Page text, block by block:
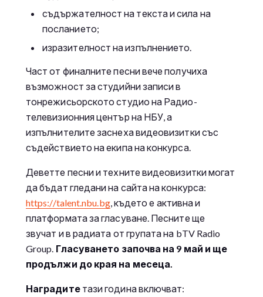
съдържателност на текста и сила на
посланието;
изразителност на изпълнението.
Част от финалните песни вече получиха
възможност за студийни записи в
тонрежисьорското студио на Радио-
телевизионния център на НБУ, а
изпълнителите заснеха видеовизитки със
съдействието на екипа на конкурса.
Деветте песни и техните видеовизитки могат
да бъдат гледани на сайта на конкурса:
https://talent.nbu.bg, където е активна и
платформата за гласуване. Песните ще
звучат и в радиата от групата на bTV Radio
Group. Гласуването започва на 9 май и ще
продължи до края на месеца.
Наградитетази година включват: